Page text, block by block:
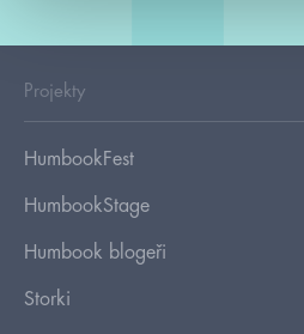
Projekty
HumbookFest
HumbookStage
Humbook blogeři
Storki